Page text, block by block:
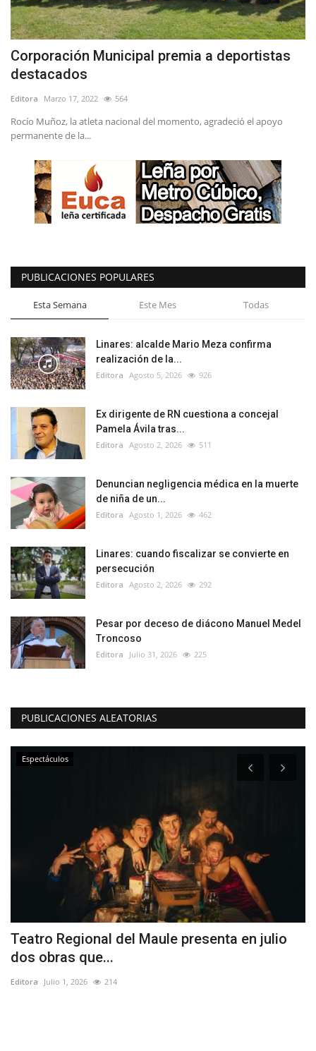
Corporación Municipal premia a deportistas
destacados
Editora Marzo 17, 2022 564
Rocío Muñoz, la atleta nacional del momento, agradeció el apoyo
permanente de la...
PUBLICACIONES POPULARES
Esta Semana Este Mes Todas
Linares: alcalde Mario Meza confirma
realización de la...
Editora Agosto 5, 2026 926
Ex dirigente de RN cuestiona a concejal
Pamela Ávila tras...
Editora Agosto 2, 2026 511
Denuncian negligencia médica en la muerte
de niña de un...
Editora Agosto 1, 2026 462
Linares: cuando fiscalizar se convierte en
persecución
Editora Agosto 2, 2026 292
Pesar por deceso de diácono Manuel Medel
Troncoso
Editora Julio 31, 2026 225
PUBLICACIONES ALEATORIAS
Espectáculos
Teatro Regional del Maule presenta en julio
dos obras que...
Editora Julio 1, 2026 214